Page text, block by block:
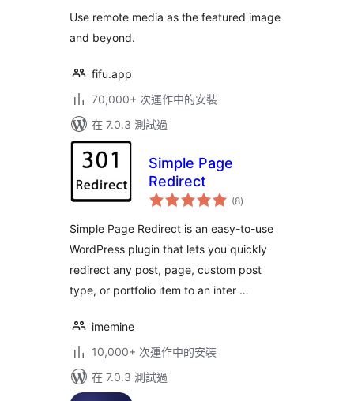
Use remote media as the featured image
and beyond.
fifu.app
70,000+ 次運作中的安裝
在 7.0.3 測試過
Simple Page
Redirect
(8總
評)
Simple Page Redirect is an easy-to-use
WordPress plugin that lets you quickly
redirect any post, page, custom post
type, or portfolio item to an inter …
imemine
10,000+ 次運作中的安裝
在 7.0.3 測試過